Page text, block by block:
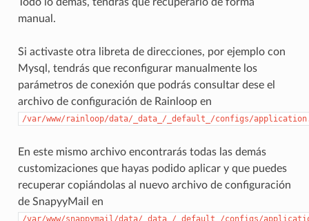
Todo lo demás, tendrás que recuperarlo de forma
manual.
Si activaste otra libreta de direcciones, por ejemplo con
Mysql, tendrás que reconfigurar manualmente los
parámetros de conexión que podrás consultar dese el
archivo de configuración de Rainloop en
/var/www/rainloop/data/_data_/_default_/configs/
En este mismo archivo encontrarás todas las demás
customizaciones que hayas podido aplicar y que puedes
recuperar copiándolas al nuevo archivo de configuración
de SnapyyMail en